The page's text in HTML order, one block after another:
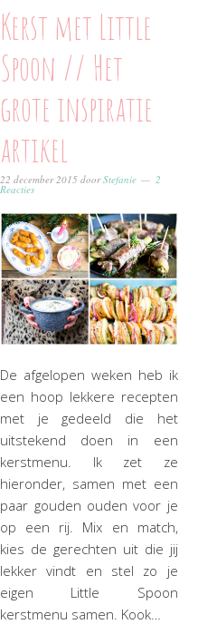
Kerst met Little
Spoon // Het
grote inspiratie
artikel
22 december 2015 doorStefanie 2
Reacties
De afgelopen weken heb ik
een hoop lekkere recepten
met je gedeeld die het
uitstekend doen in een
kerstmenu. Ik zet ze
hieronder, samen met een
paar gouden ouden voor je
op een rij. Mix en match,
kies de gerechten uit die jij
lekker vindt en stel zo je
eigen Little Spoon
kerstmenu samen. Kook…